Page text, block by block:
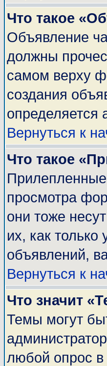
Что такое
Объявление
должны
самом верху
создания
определяется
Вернуться к
Что такое
просмотра
они тоже
их, как
объявлений,
Вернуться к
Что значит
Темы могут
любой опрос в